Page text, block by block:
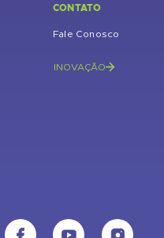
CONTATO
Fale Conosco
INOVAÇÃO